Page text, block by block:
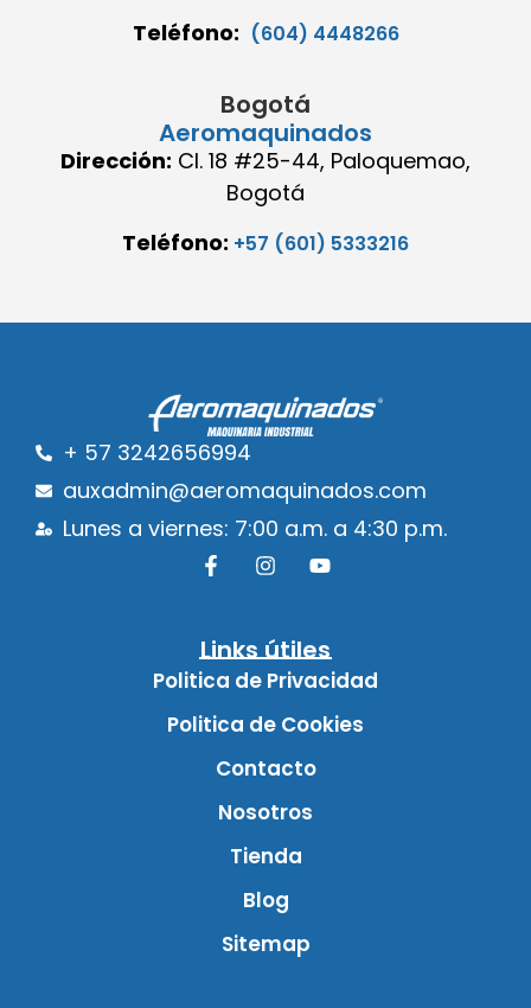
Teléfono: (604) 4448266
Bogotá
Aeromaquinados
Dirección: Cl. 18 #25-44, Paloquemao,
Bogotá
Teléfono: +57 (601) 5333216
+ 57 3242656994
auxadmin@aeromaquinados.com
Lunes a viernes: 7:00 a.m. a 4:30 p.m.
Links útiles
Politica de Privacidad
Politica de Cookies
Contacto
Nosotros
Tienda
Blog
Sitemap